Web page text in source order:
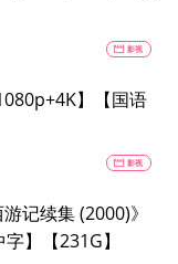
movie 影视
】【国语
movie 影视
记续集‎ (2000)》
】【231G】